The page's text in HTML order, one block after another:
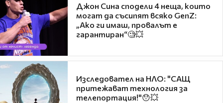
Джон Сина сподели 4 неща, които
могат да съсипят всяко GenZ:
„Ако ги имаш, провалът е
гарантиран“🧐💥
Изследовател на НЛО: "САЩ
притежават технология за
телепортация!"😯💥